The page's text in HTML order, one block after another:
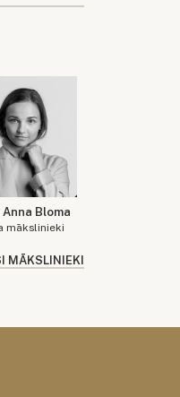
Bloma
mākslinieki
MĀKSLINIEKI